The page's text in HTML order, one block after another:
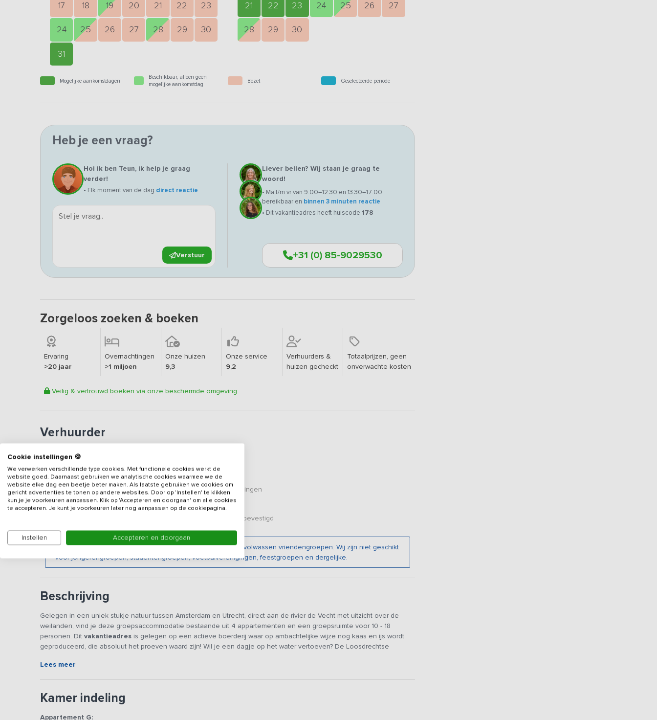
17 18 19 20 21 22 23
24 25 26 27 28 29 30
31
21 22 23 24 25 26 27
28 29 30
Mogelijke aankomstdagen
Beschikbaar, alleen geen
mogelijke aankomstdag
Bezet Geselecteerde periode
Heb je een vraag?
Hoi ik ben Teun, ik help je graag
verder!
• Elk moment van de dag direct reactie
Verstuur
Liever bellen? Wij staan je graag te
woord!
• Ma t/m vr van 9:00–12:30 en 13:30–17:00
bereikbaar en binnen 3 minuten reactie
• Dit vakantieadres heeft huiscode 178
+31 (0) 85-9029530
Zorgeloos zoeken & boeken
Ervaring
>20 jaar
Overnachtingen
>1 miljoen
Onze huizen
9,3
Onze service
9,2
Verhuurders &
huizen gecheckt
Totaalprijzen, geen
onverwachte kosten
Veilig & vertrouwd boeken via onze beschermde omgeving
Verhuurder
Geweldige locatie
Een8.7op basis van58beoordelingen
Veilig & vertrouwd
Gegevens van de verhuurder zijn bevestigd
Deze accommodatie wordt verhuurd aan familiegroepen en volwassen vriendengroepen. Wij zijn niet geschikt
voor jongerengroepen, studentengroepen, voetbalverenigingen, feestgroepen en dergelijke.
Beschrijving
Gelegen in een uniek stukje natuur tussen Amsterdam en Utrecht, direct aan de rivier de Vecht met uitzicht over de
weilanden, vind je deze groepsaccommodatie bestaande uit 4 appartementen en een groepsruimte voor 10 - 18
personen. Dit vakantieadres is gelegen op een actieve boerderij waar op ambachtelijke wijze nog kaas en ijs wordt
geproduceerd, die absoluut het proeven waard zijn! Wil je een dagje op het water vertoeven? De Loosdrechtse
en een badkamer. Ideaal voor families met kinderen die toch hun eigen privacy en rust willen hebben. In totaal zijn er 11
Lees meer
Kamer indeling
Appartement G:
Cookie instellingen 🍪
We verwerken verschillende type cookies. Met functionele cookies werkt de
website goed. Daarnaast gebruiken we analytische cookies waarmee we de
website elke dag een beetje beter maken. Als laatste gebruiken we cookies om
gericht advertenties te tonen op andere websites. Door op 'Instellen' te klikken
kun je je voorkeuren aanpassen. Klik op 'Accepteren en doorgaan' om alle cookies
te accepteren. Je kunt je voorkeuren later nog aanpassen op de cookiepagina.
Instellen Accepteren en doorgaan